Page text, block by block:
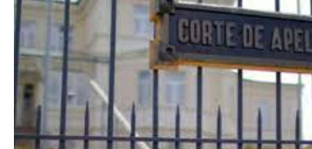
VIDEOS
GALERIA DE FOTOS
APP MÓVIL
TRANSPARENCIA